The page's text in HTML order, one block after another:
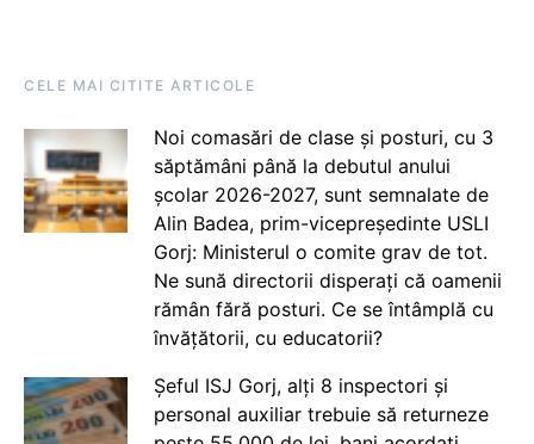
CELE MAI CITITE ARTICOLE
Noi comasări de clase și posturi, cu 3
săptămâni până la debutul anului
școlar 2026-2027, sunt semnalate de
Alin Badea, prim-vicepreședinte USLI
Gorj: Ministerul o comite grav de tot.
Ne sună directorii disperați că oamenii
rămân fără posturi. Ce se întâmplă cu
învățătorii, cu educatorii?
Șeful ISJ Gorj, alți 8 inspectori și
personal auxiliar trebuie să returneze